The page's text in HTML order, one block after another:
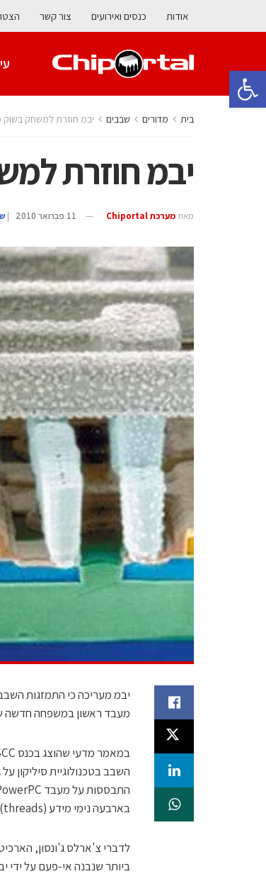
פתח סרגל נגישות
אודות כנסים ואירועים צור קשר
בית מדורים ‫שבבים‬ יבמ חוזרת למשחק
יבמ חוזרת
מאת מערכת Chiportal 11 פברואר 2010 |
יבמ מעריכה כי התמזגות
מעבד ראשון במשפחה חדשה
בארבעה נימי מידע (threads).
לדברי צ'ארלס ג'ונסון,
ביותר שנבנה אי-פעם על ידי